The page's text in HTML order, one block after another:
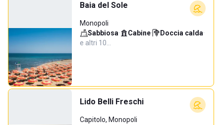
Baia del Sole
Monopoli
Sabbiosa· Cabine· Doccia calda·
e altri 10…
Lido Belli Freschi
Capitolo, Monopoli